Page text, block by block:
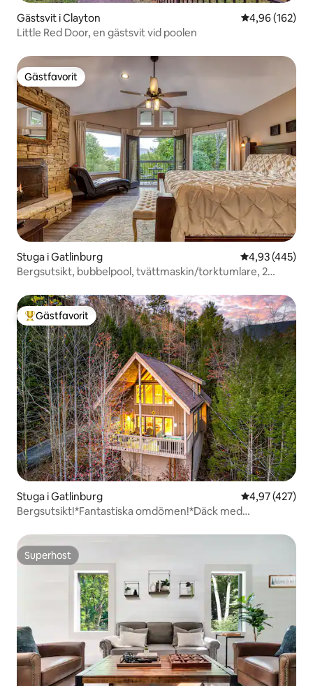
Gästsvit i Clayton 4,96 av 5 i
4,96 (162)
Little Red Door, en gästsvit vid poolen
Gästfavorit
Gästfavorit
Stuga i Gatlinburg 4,93 av 5 i
4,93 (445)
Bergsutsikt, bubbelpool, tvättmaskin/torktumlare, 2
Populär gästfavorit
Gästfavorit
Stuga i Gatlinburg 4,97 av 5 i
4,97 (427)
Bergsutsikt!*Fantastiska omdömen!*Däck med
Superhost
Superhost